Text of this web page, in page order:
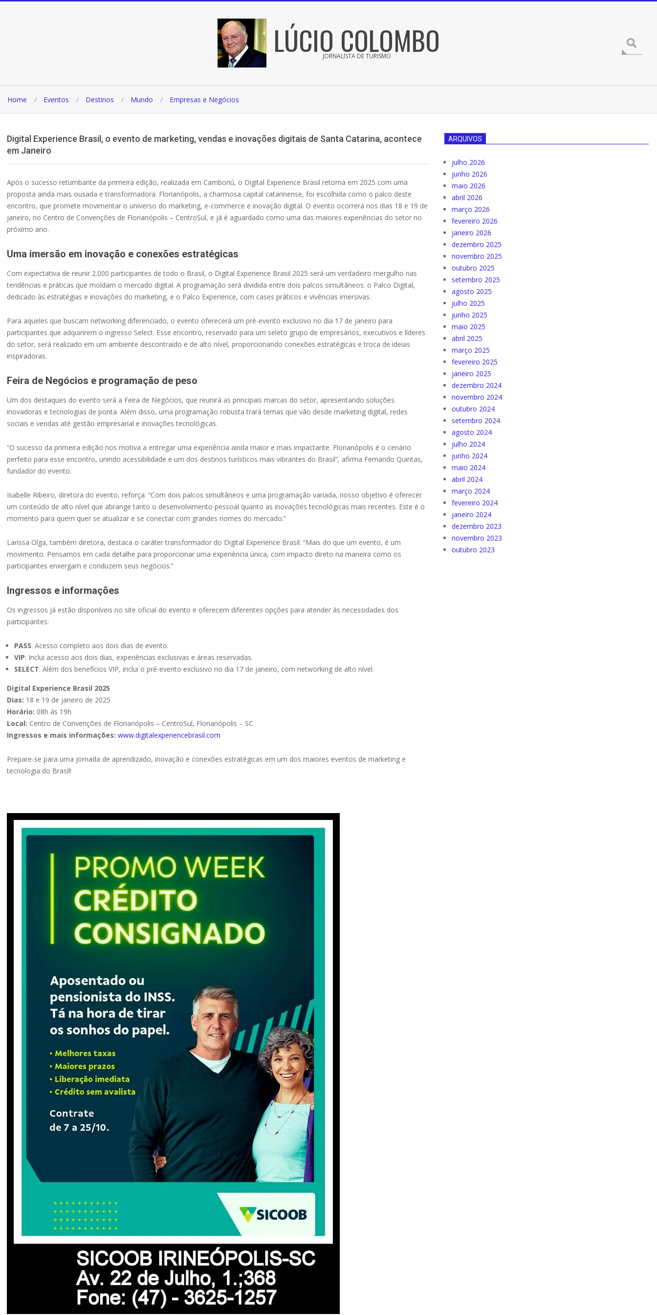
LÚCIO COLOMBO
JORNALISTA DE TURISMO
Home Eventos Destinos Mundo Empresas e Negócios
Digital Experience Brasil, o evento de marketing, vendas e inovações digitais de Santa Catarina, acontece
em Janeiro
Após o sucesso retumbante da primeira edição, realizada em Camboriú, o Digital Experience Brasil retorna em 2025 com uma
proposta ainda mais ousada e transformadora. Florianópolis, a charmosa capital catarinense, foi escolhida como o palco deste
encontro, que promete movimentar o universo do marketing, e-commerce e inovação digital. O evento ocorrerá nos dias 18 e 19 de
janeiro, no Centro de Convenções de Florianópolis – CentroSul, e já é aguardado como uma das maiores experiências do setor no
próximo ano.
Uma imersão em inovação e conexões estratégicas
Com expectativa de reunir 2.000 participantes de todo o Brasil, o Digital Experience Brasil 2025 será um verdadeiro mergulho nas
tendências e práticas que moldam o mercado digital. A programação será dividida entre dois palcos simultâneos: o Palco Digital,
dedicado às estratégias e inovações do marketing, e o Palco Experience, com cases práticos e vivências imersivas.
Para aqueles que buscam networking diferenciado, o evento oferecerá um pré-evento exclusivo no dia 17 de janeiro para
participantes que adquirirem o ingresso Select. Esse encontro, reservado para um seleto grupo de empresários, executivos e líderes
do setor, será realizado em um ambiente descontraído e de alto nível, proporcionando conexões estratégicas e troca de ideias
inspiradoras.
Feira de Negócios e programação de peso
Um dos destaques do evento será a Feira de Negócios, que reunirá as principais marcas do setor, apresentando soluções
inovadoras e tecnologias de ponta. Além disso, uma programação robusta trará temas que vão desde marketing digital, redes
sociais e vendas até gestão empresarial e inovações tecnológicas.
“O sucesso da primeira edição nos motiva a entregar uma experiência ainda maior e mais impactante. Florianópolis é o cenário
perfeito para esse encontro, unindo acessibilidade e um dos destinos turísticos mais vibrantes do Brasil”, afirma Fernando Quintas,
fundador do evento.
Isabelle Ribeiro, diretora do evento, reforça: “Com dois palcos simultâneos e uma programação variada, nosso objetivo é oferecer
um conteúdo de alto nível que abrange tanto o desenvolvimento pessoal quanto as inovações tecnológicas mais recentes. Este é o
momento para quem quer se atualizar e se conectar com grandes nomes do mercado.”
Larissa Olga, também diretora, destaca o caráter transformador do Digital Experience Brasil: “Mais do que um evento, é um
movimento. Pensamos em cada detalhe para proporcionar uma experiência única, com impacto direto na maneira como os
participantes enxergam e conduzem seus negócios.”
Ingressos e informações
Os ingressos já estão disponíveis no site oficial do evento e oferecem diferentes opções para atender às necessidades dos
participantes:
PASS: Acesso completo aos dois dias de evento.
VIP: Inclui acesso aos dois dias, experiências exclusivas e áreas reservadas.
SELECT: Além dos benefícios VIP, inclui o pré-evento exclusivo no dia 17 de janeiro, com networking de alto nível.
Digital Experience Brasil 2025
Dias: 18 e 19 de janeiro de 2025
Horário: 08h às 19h
Local: Centro de Convenções de Florianópolis – CentroSul, Florianópolis – SC
Ingressos e mais informações: www.digitalexperiencebrasil.com
Prepare-se para uma jornada de aprendizado, inovação e conexões estratégicas em um dos maiores eventos de marketing e
tecnologia do Brasil!
ARQUIVOS
julho 2026
junho 2026
maio 2026
abril 2026
março 2026
fevereiro 2026
janeiro 2026
dezembro 2025
novembro 2025
outubro 2025
setembro 2025
agosto 2025
julho 2025
junho 2025
maio 2025
abril 2025
março 2025
fevereiro 2025
janeiro 2025
dezembro 2024
novembro 2024
outubro 2024
setembro 2024
agosto 2024
julho 2024
junho 2024
maio 2024
abril 2024
março 2024
fevereiro 2024
janeiro 2024
dezembro 2023
novembro 2023
outubro 2023